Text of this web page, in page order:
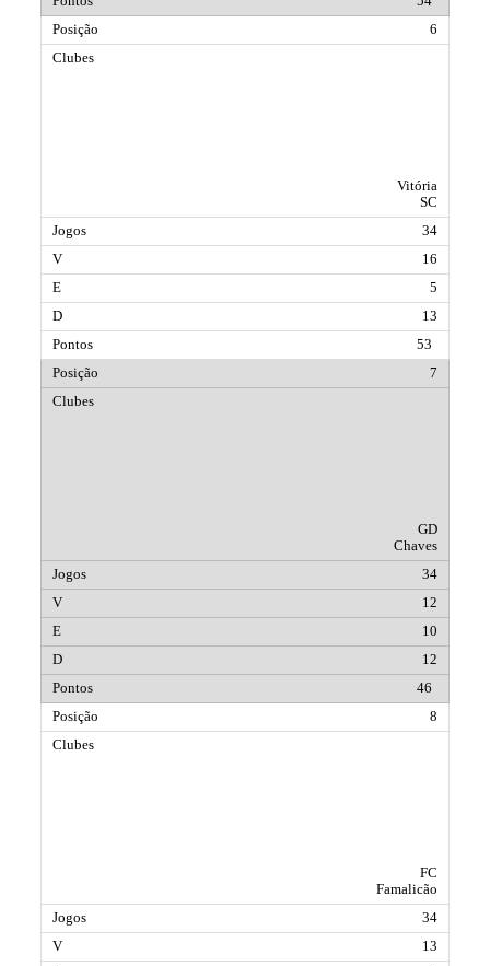
6
Vitória
SC
34
16
5
13
53
7
GD
Chaves
34
12
10
12
46
8
FC
Famalicão
34
13